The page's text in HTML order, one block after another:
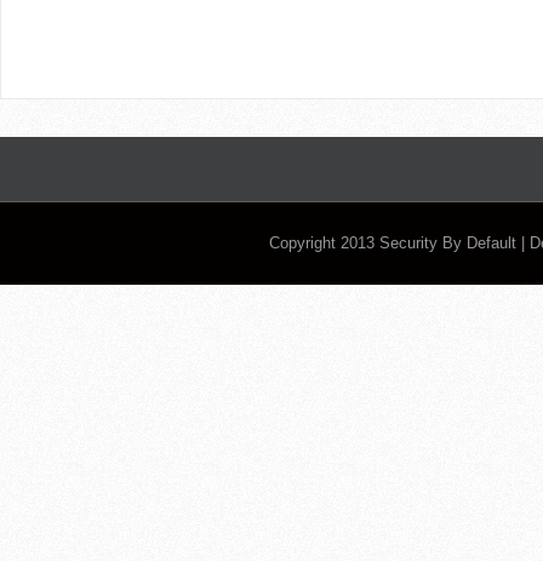
Copyright 2013 Security By Default |